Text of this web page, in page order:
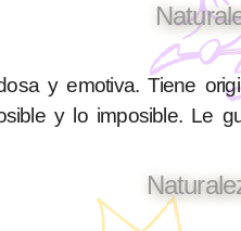
y emotiva. Tiene
y lo imposible. Le